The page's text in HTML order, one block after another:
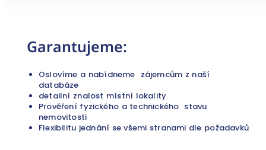
Garantujeme:
Oslovíme a nabídneme zájemcům z naší
databáze
detailní znalost místní lokality
Prověření fyzického a technického stavu
nemovitosti
Flexibilitu jednání se všemi stranami dle požadavků